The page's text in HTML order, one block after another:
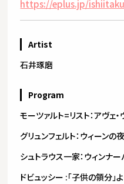
https://eplus.jp/
Artist
石井琢磨
Program
モーツァルト=リスト：アヴェ
グリュンフェルト：ウィーンの
シュトラウス一家：ウィンナ
ドビュッシー :「子供の領分」